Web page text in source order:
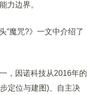
力边界。
”魔咒?》一文中介绍了
，因诺科技从2016年的
定位与建图)、自主决